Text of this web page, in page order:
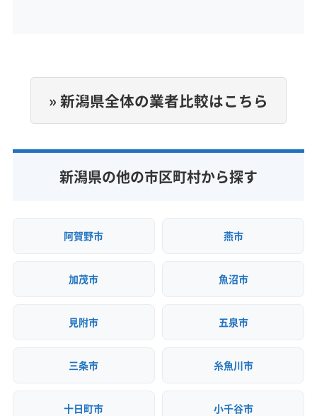
0250-477-122
» 新潟県全体の業者比較はこちら
新潟県の他の市区町村から探す
阿賀野市 燕市
加茂市 魚沼市
見附市 五泉市
三条市 糸魚川市
十日町市 小千谷市